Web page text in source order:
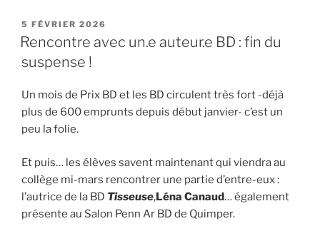
PUBLIÉ
LE
5 FÉVRIER 2026
Rencontre avec un.e auteur.e BD : fin du
suspense !
Un mois de Prix BD et les BD circulent très fort -déjà
plus de 600 emprunts depuis début janvier- c’est un
peu la folie.
Et puis… les élèves savent maintenant qui viendra au
collège mi-mars rencontrer une partie d’entre-eux :
l’autrice de la BD Tisseuse,Léna Canaud… également
présente au Salon Penn Ar BD de Quimper.